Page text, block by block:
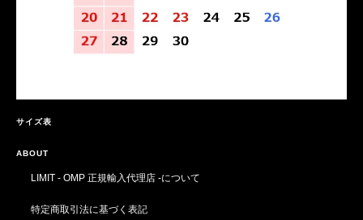
サイズ表
ABOUT
LIMIT - OMP 正規輸入代理店 -について
特定商取引法に基づく表記